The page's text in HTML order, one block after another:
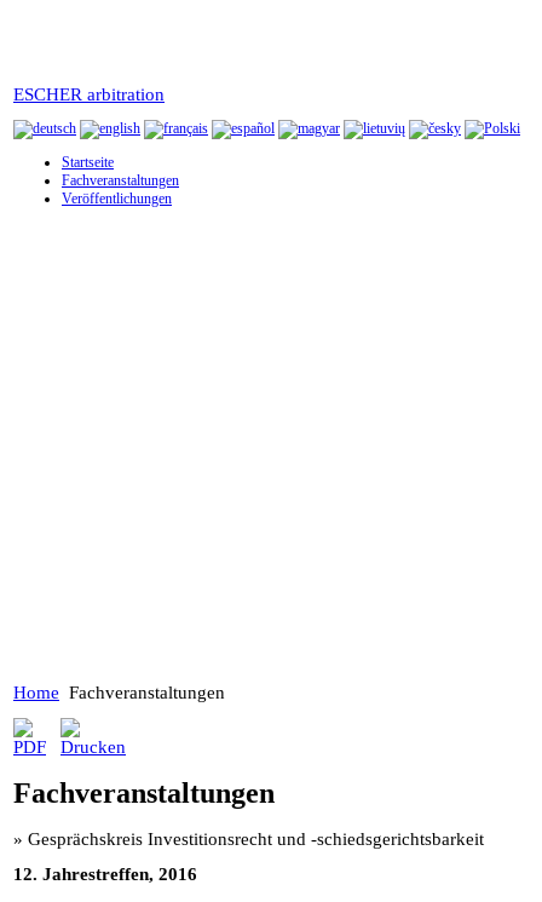
ESCHER arbitration
Startseite
Fachveranstaltungen
Veröffentlichungen
Home Fachveranstaltungen
Fachveranstaltungen
» Gesprächskreis Investitionsrecht und -schiedsgerichtsbarkeit
12. Jahrestreffen, 2016